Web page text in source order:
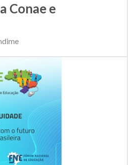
Conae e